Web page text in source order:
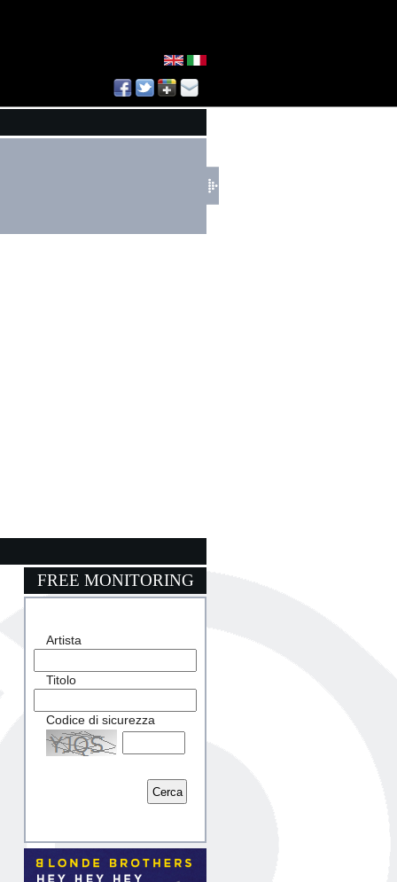
FREE MONITORING
Artista
Titolo
Codice di sicurezza
Captcha